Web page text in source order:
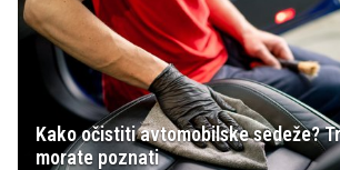
Kako očistiti avtomobilske sedeže?
morate poznati